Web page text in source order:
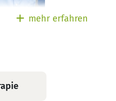
mehr erfahren